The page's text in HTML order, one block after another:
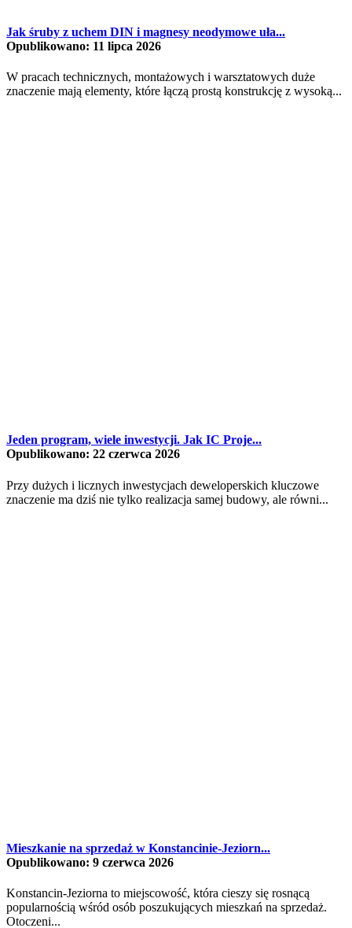
Jak śruby z uchem DIN i magnesy neodymowe uła...
Opublikowano: 11 lipca 2026
W pracach technicznych, montażowych i warsztatowych duże
znaczenie mają elementy, które łączą prostą konstrukcję z wysoką...
Jeden program, wiele inwestycji. Jak IC Proje...
Opublikowano: 22 czerwca 2026
Przy dużych i licznych inwestycjach deweloperskich kluczowe
znaczenie ma dziś nie tylko realizacja samej budowy, ale równi...
Mieszkanie na sprzedaż w Konstancinie-Jeziorn...
Opublikowano: 9 czerwca 2026
Konstancin-Jeziorna to miejscowość, która cieszy się rosnącą
popularnością wśród osób poszukujących mieszkań na sprzedaż.
Otoczeni...